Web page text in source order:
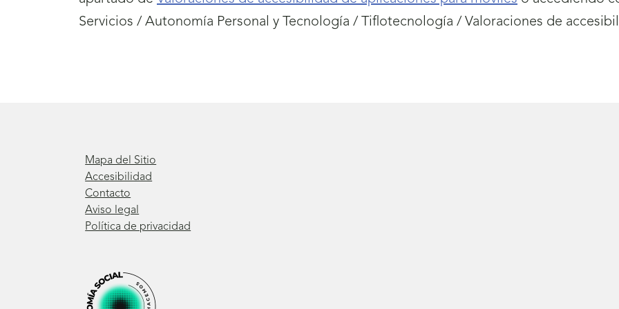
Servicios / Autonomía Personal y Tecnología / Tiflotecnología / Valoraciones de
Mapa del Sitio
Accesibilidad
Contacto
Aviso legal
Política de privacidad